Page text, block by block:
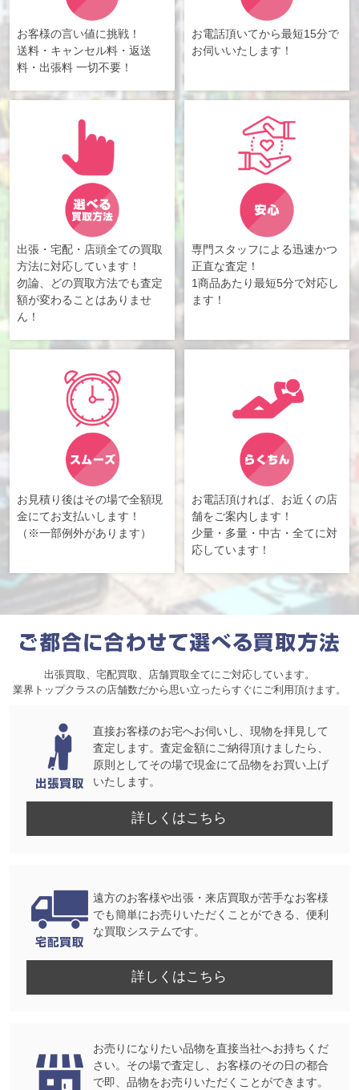
お客様の言い値に挑戦！
送料・キャンセル料・返送
料・出張料 一切不要！
お電話頂いてから最短15分で
お伺いいたします！
出張・宅配・店頭全ての買取
方法に対応しています！
勿論、どの買取方法でも査定
額が変わることはありませ
ん！
専門スタッフによる迅速かつ
正直な査定！
1商品あたり最短5分で対応し
ます！
お見積り後はその場で全額現
金にてお支払いします！
（※一部例外があります）
お電話頂ければ、お近くの店
舗をご案内します！
少量・多量・中古・全てに対
応しています！
出張買取、宅配買取、店舗買取全てにご対応しています。
業界トップクラスの店舗数だから思い立ったらすぐにご利用頂けます。
直接お客様のお宅へお伺いし、現物を拝見して
査定します。査定金額にご納得頂けましたら、
原則としてその場で現金にて品物をお買い上げ
いたします。
詳しくはこちら
遠方のお客様や出張・来店買取が苦手なお客様
でも簡単にお売りいただくことができる、便利
な買取システムです。
詳しくはこちら
お売りになりたい品物を直接当社へお持ちくだ
さい。その場で査定し、お客様のその日の都合
で即、品物をお売りいただくことができます。